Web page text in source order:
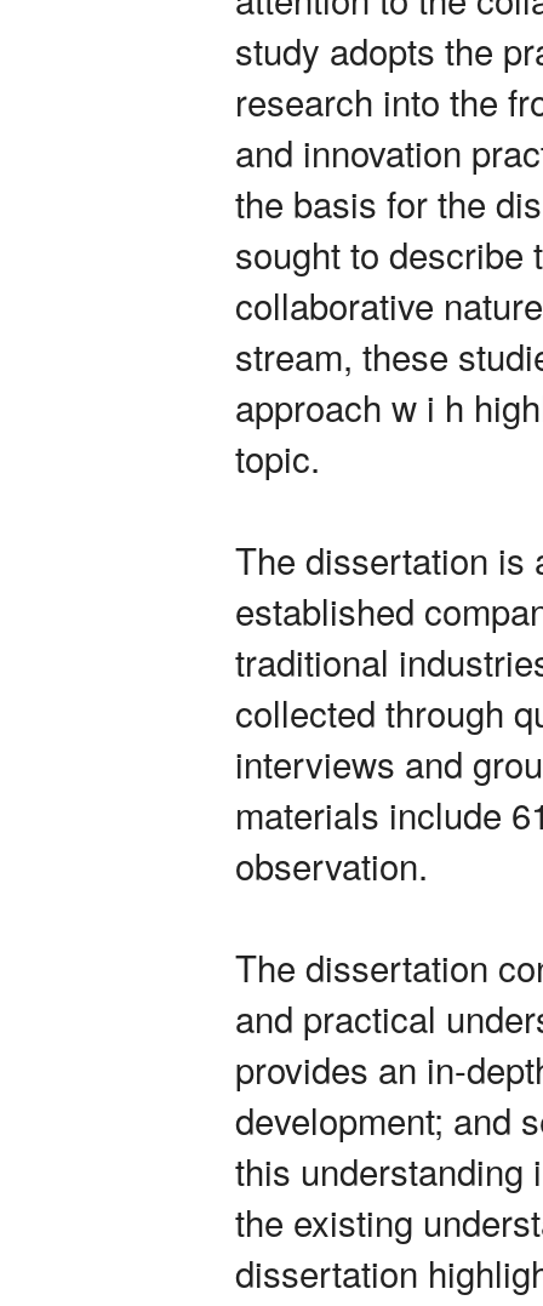
study adopts the
research into the
and innovation
the basis for the
sought to describe
collaborative
stream, these
approach w i h
topic.
The dissertation is
established
traditional
collected through
interviews and
materials include
observation.
The dissertation
and practical
provides an in-
development; and
this understanding
the existing
dissertation